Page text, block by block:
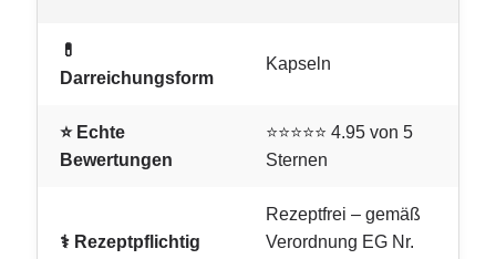
💊
Darreichungsform
Kapseln
⭐ Echte
Bewertungen
⭐⭐⭐⭐⭐ 4.95 von 5
Sternen
⚕️ Rezeptpflichtig
Rezeptfrei – gemäß
Verordnung EG Nr.